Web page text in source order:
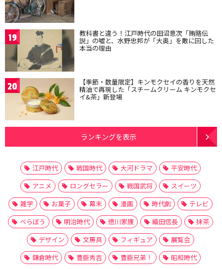
19 教科書と違う！江戸時代の田沼意次「賄賂伝
説」の嘘と、水野忠邦が「大奥」を敵に回した
本当の理由
20 【季節・数量限定】キンモクセイの香りを天然
精油で再現した「スチームクリーム キンモクセ
イ&茶」新登場
ランキングを表示
江戸時代 戦国時代 大河ドラマ
平安時代
アニメ
ロングセラー 戦国武将
スイーツ
雑学
お菓子 幕末 漫画 時代劇
テレビ
べらぼう
明治時代 徳川家康 織田信長
抹茶
デザイン
文房具 フィギュア
展覧会
鎌倉時代
豊臣秀吉 豊臣兄弟！
昭和時代